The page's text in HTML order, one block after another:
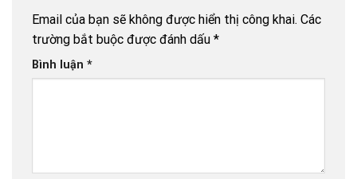
Email của bạn sẽ không được hiển thị công khai. Các
trường bắt buộc được đánh dấu *
Bình luận *